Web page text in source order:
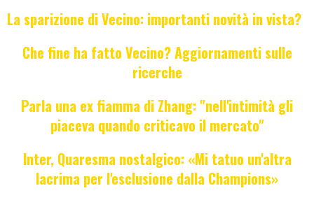
La sparizione di Vecino: importanti novità in vista?
Che fine ha fatto Vecino? Aggiornamenti sulle
ricerche
Parla una ex fiamma di Zhang: "nell'intimità gli
piaceva quando criticavo il mercato"
Inter, Quaresma nostalgico: «Mi tatuo un'altra
lacrima per l'esclusione dalla Champions»